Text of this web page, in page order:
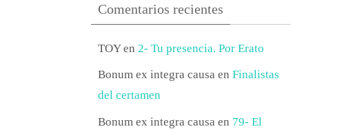
Comentarios recientes
TOYen 2- Tu presencia. Por Erato
Bonum ex integra causa en Finalistas
del certamen
Bonum ex integra causa en 79- El